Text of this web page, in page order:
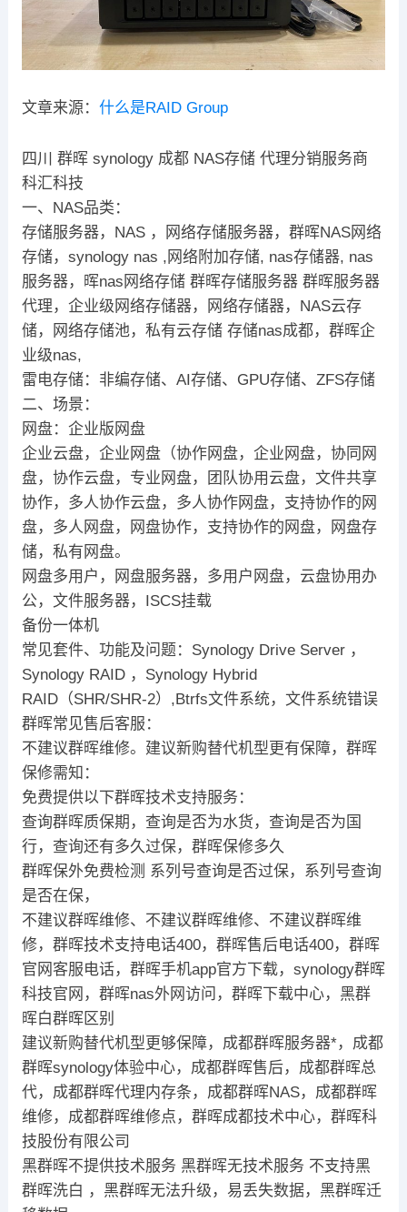
文章来源： 什么是RAID Group
四川 群晖 synology 成都 NAS存储 代理分销服务商
科汇科技
一、NAS品类：
存储服务器，NAS ，网络存储服务器，群晖NAS网络
存储，synology nas ,网络附加存储, nas存储器, nas
服务器，晖nas网络存储 群晖存储服务器 群晖服务器
代理，企业级网络存储器，网络存储器，NAS云存
储，网络存储池，私有云存储 存储nas成都，群晖企
业级nas,
雷电存储：非编存储、AI存储、GPU存储、ZFS存储
二、场景：
网盘：企业版网盘
企业云盘，企业网盘（协作网盘，企业网盘，协同网
盘，协作云盘，专业网盘，团队协用云盘，文件共享
协作，多人协作云盘，多人协作网盘，支持协作的网
盘，多人网盘，网盘协作，支持协作的网盘，网盘存
储，私有网盘。
网盘多用户，网盘服务器，多用户网盘，云盘协用办
公，文件服务器，ISCS挂载
备份一体机
常见套件、功能及问题：Synology Drive Server ，
Synology RAID ，Synology Hybrid
RAID（SHR/SHR-2）,Btrfs文件系统，文件系统错误
群晖常见售后客服：
不建议群晖维修。建议新购替代机型更有保障，群晖
保修需知：
免费提供以下群晖技术支持服务：
查询群晖质保期，查询是否为水货，查询是否为国
行，查询还有多久过保，群晖保修多久
群晖保外免费检测 系列号查询是否过保，系列号查询
是否在保，
不建议群晖维修、不建议群晖维修、不建议群晖维
修，群晖技术支持电话400，群晖售后电话400，群晖
官网客服电话，群晖手机app官方下载，synology群晖
科技官网，群晖nas外网访问，群晖下载中心，黑群
晖白群晖区别
建议新购替代机型更够保障，成都群晖服务器*，成都
群晖synology体验中心，成都群晖售后，成都群晖总
代，成都群晖代理内存条，成都群晖NAS，成都群晖
维修，成都群晖维修点，群晖成都技术中心，群晖科
技股份有限公司
黑群晖不提供技术服务 黑群晖无技术服务 不支持黑
群晖洗白 ，黑群晖无法升级，易丢失数据，黑群晖迁